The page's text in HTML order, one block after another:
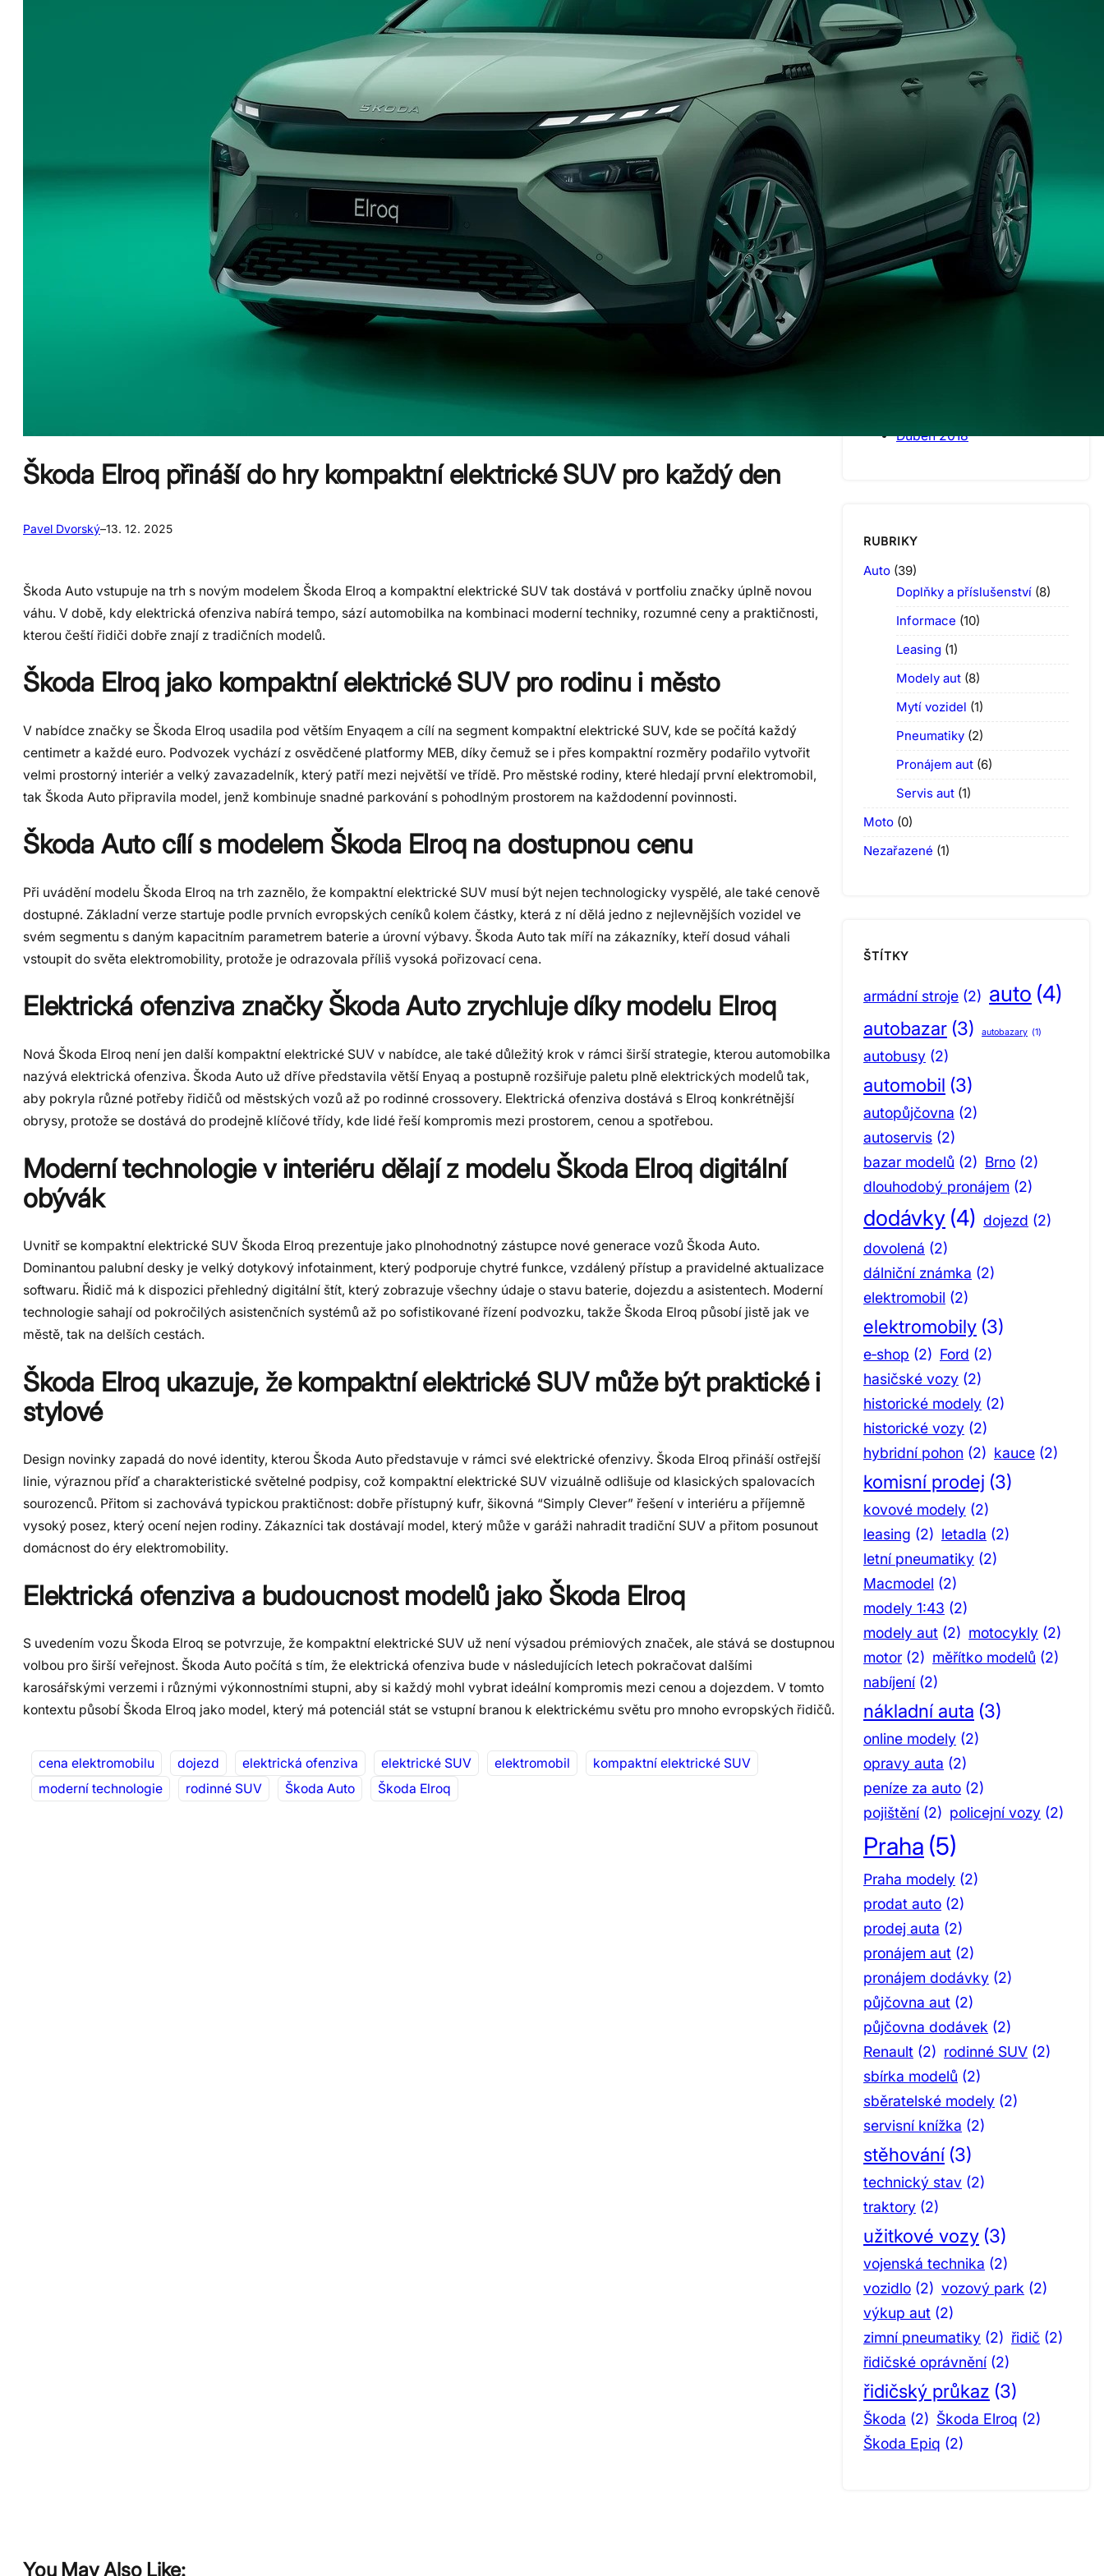
Škoda Elroq přináší do hry kompaktní elektrické SUV pro každý den
Pavel Dvorský–13. 12. 2025
Škoda Auto vstupuje na trh s novým modelem Škoda Elroq a kompaktní elektrické SUV tak dostává v portfoliu značky úplně novou
váhu. V době, kdy elektrická ofenziva nabírá tempo, sází automobilka na kombinaci moderní techniky, rozumné ceny a praktičnosti,
kterou čeští řidiči dobře znají z tradičních modelů.
Škoda Elroq jako kompaktní elektrické SUV pro rodinu i město
V nabídce značky se Škoda Elroq usadila pod větším Enyaqem a cílí na segment kompaktní elektrické SUV, kde se počítá každý
centimetr a každé euro. Podvozek vychází z osvědčené platformy MEB, díky čemuž se i přes kompaktní rozměry podařilo vytvořit
velmi prostorný interiér a velký zavazadelník, který patří mezi největší ve třídě. Pro městské rodiny, které hledají první elektromobil,
tak Škoda Auto připravila model, jenž kombinuje snadné parkování s pohodlným prostorem na každodenní povinnosti.
Škoda Auto cílí s modelem Škoda Elroq na dostupnou cenu
Při uvádění modelu Škoda Elroq na trh zaznělo, že kompaktní elektrické SUV musí být nejen technologicky vyspělé, ale také cenově
dostupné. Základní verze startuje podle prvních evropských ceníků kolem částky, která z ní dělá jedno z nejlevnějších vozidel ve
svém segmentu s daným kapacitním parametrem baterie a úrovní výbavy. Škoda Auto tak míří na zákazníky, kteří dosud váhali
vstoupit do světa elektromobility, protože je odrazovala příliš vysoká pořizovací cena.
Elektrická ofenziva značky Škoda Auto zrychluje díky modelu Elroq
Nová Škoda Elroq není jen další kompaktní elektrické SUV v nabídce, ale také důležitý krok v rámci širší strategie, kterou automobilka
nazývá elektrická ofenziva. Škoda Auto už dříve představila větší Enyaq a postupně rozšiřuje paletu plně elektrických modelů tak,
aby pokryla různé potřeby řidičů od městských vozů až po rodinné crossovery. Elektrická ofenziva dostává s Elroq konkrétnější
obrysy, protože se dostává do prodejně klíčové třídy, kde lidé řeší kompromis mezi prostorem, cenou a spotřebou.
Moderní technologie v interiéru dělají z modelu Škoda Elroq digitální
obývák
Uvnitř se kompaktní elektrické SUV Škoda Elroq prezentuje jako plnohodnotný zástupce nové generace vozů Škoda Auto.
Dominantou palubní desky je velký dotykový infotainment, který podporuje chytré funkce, vzdálený přístup a pravidelné aktualizace
softwaru. Řidič má k dispozici přehledný digitální štít, který zobrazuje všechny údaje o stavu baterie, dojezdu a asistentech. Moderní
technologie sahají od pokročilých asistenčních systémů až po sofistikované řízení podvozku, takže Škoda Elroq působí jistě jak ve
městě, tak na delších cestách.
Škoda Elroq ukazuje, že kompaktní elektrické SUV může být praktické i
stylové
Design novinky zapadá do nové identity, kterou Škoda Auto představuje v rámci své elektrické ofenzivy. Škoda Elroq přináší ostřejší
linie, výraznou příď a charakteristické světelné podpisy, což kompaktní elektrické SUV vizuálně odlišuje od klasických spalovacích
sourozenců. Přitom si zachovává typickou praktičnost: dobře přístupný kufr, šikovná “Simply Clever” řešení v interiéru a příjemně
vysoký posez, který ocení nejen rodiny. Zákazníci tak dostávají model, který může v garáži nahradit tradiční SUV a přitom posunout
domácnost do éry elektromobility.
Elektrická ofenziva a budoucnost modelů jako Škoda Elroq
S uvedením vozu Škoda Elroq se potvrzuje, že kompaktní elektrické SUV už není výsadou prémiových značek, ale stává se dostupnou
volbou pro širší veřejnost. Škoda Auto počítá s tím, že elektrická ofenziva bude v následujících letech pokračovat dalšími
karosářskými verzemi i různými výkonnostními stupni, aby si každý mohl vybrat ideální kompromis mezi cenou a dojezdem. V tomto
kontextu působí Škoda Elroq jako model, který má potenciál stát se vstupní branou k elektrickému světu pro mnoho evropských řidičů.
cena elektromobilu dojezd elektrická ofenziva elektrické SUV elektromobil
kompaktní elektrické SUV
moderní technologie
rodinné SUV Škoda Auto Škoda Elroq
Březen 2024
Leden 2024
Únor 2022
Prosinec 2020
Březen 2020
Prosinec 2019
Listopad 2019
Září 2019
Květen 2019
Duben 2019
Duben 2018
RUBRIKY
Auto (39)
Doplňky a příslušenství (8)
Informace (10)
Leasing (1)
Modely aut (8)
Mytí vozidel (1)
Pneumatiky (2)
Pronájem aut (6)
Servis aut (1)
Moto (0)
Nezařazené (1)
ŠTÍTKY
armádní stroje (2) auto (4)
autobazar (3) autobazary (1)
autobusy (2)
automobil (3)
autopůjčovna (2)
autoservis (2)
bazar modelů (2) Brno (2)
dlouhodobý pronájem (2)
dodávky (4) dojezd (2)
dovolená (2)
dálniční známka (2)
elektromobil (2)
elektromobily (3)
e‑shop (2) Ford (2)
hasičské vozy (2)
historické modely (2)
historické vozy (2)
hybridní pohon (2) kauce (2)
komisní prodej (3)
kovové modely (2)
leasing (2) letadla (2)
letní pneumatiky (2)
Macmodel (2)
modely 1:43 (2)
modely aut (2) motocykly (2)
motor (2) měřítko modelů (2)
nabíjení (2)
nákladní auta (3)
online modely (2)
opravy auta (2)
peníze za auto (2)
pojištění (2) policejní vozy (2)
Praha (5)
Praha modely (2)
prodat auto (2)
prodej auta (2)
pronájem aut (2)
pronájem dodávky (2)
půjčovna aut (2)
půjčovna dodávek (2)
Renault (2) rodinné SUV (2)
sbírka modelů (2)
sběratelské modely (2)
servisní knížka (2)
stěhování (3)
technický stav (2)
traktory (2)
užitkové vozy (3)
vojenská technika (2)
vozidlo (2) vozový park (2)
výkup aut (2)
zimní pneumatiky (2) řidič (2)
řidičské oprávnění (2)
řidičský průkaz (3)
Škoda (2) Škoda Elroq (2)
Škoda Epiq (2)
You May Also Like: